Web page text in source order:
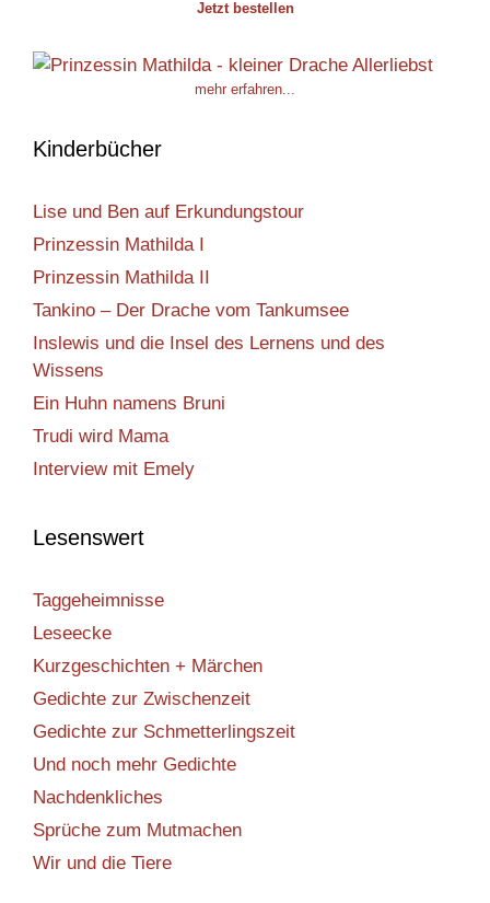
Jetzt bestellen
mehr erfahren...
Kinderbücher
Lise und Ben auf Erkundungstour
Prinzessin Mathilda I
Prinzessin Mathilda II
Tankino – Der Drache vom Tankumsee
Inslewis und die Insel des Lernens und des
Wissens
Ein Huhn namens Bruni
Trudi wird Mama
Interview mit Emely
Lesenswert
Taggeheimnisse
Leseecke
Kurzgeschichten + Märchen
Gedichte zur Zwischenzeit
Gedichte zur Schmetterlingszeit
Und noch mehr Gedichte
Nachdenkliches
Sprüche zum Mutmachen
Wir und die Tiere